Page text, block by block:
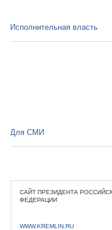
Исполнительная власть
Для СМИ
САЙТ ПРЕЗИДЕНТА
ФЕДЕРАЦИИ
WWW.KREMLIN.RU